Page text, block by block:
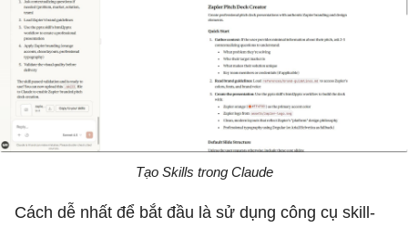
Tạo Skills trong Claude
Cách dễ nhất để bắt đầu là sử dụng công cụ skill-